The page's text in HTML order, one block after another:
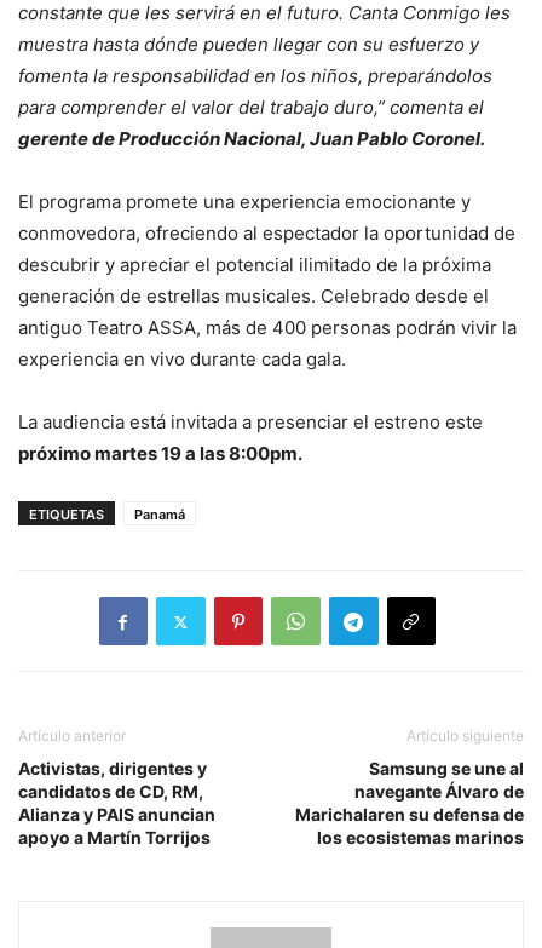
constante que les servirá en el futuro. Canta Conmigo les
muestra hasta dónde pueden llegar con su esfuerzo y
fomenta la responsabilidad en los niños, preparándolos
para comprender el valor del trabajo duro,” comenta el
gerente de Producción Nacional, Juan Pablo Coronel.
El programa promete una experiencia emocionante y
conmovedora, ofreciendo al espectador la oportunidad de
descubrir y apreciar el potencial ilimitado de la próxima
generación de estrellas musicales. Celebrado desde el
antiguo Teatro ASSA, más de 400 personas podrán vivir la
experiencia en vivo durante cada gala.
La audiencia está invitada a presenciar el estreno este
próximo martes 19 a las 8:00pm.
ETIQUETAS Panamá
Artículo anterior
Activistas, dirigentes y
candidatos de CD, RM,
Alianza y PAIS anuncian
apoyo a Martín Torrijos
Artículo siguiente
Samsung se une al
navegante Álvaro de
Marichalaren su defensa de
los ecosistemas marinos